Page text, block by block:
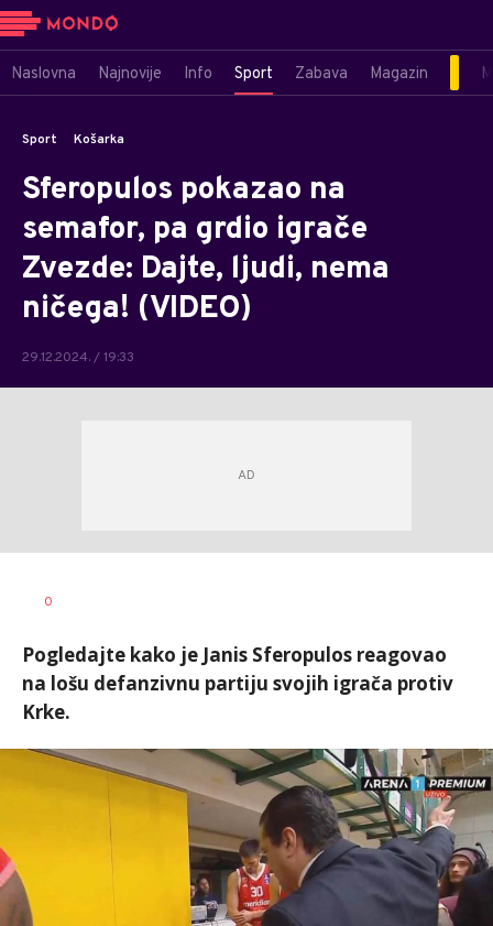
Naslovna Najnovije Info Sport Zabava Magazin
Sport Košarka
Sferopulos pokazao na
semafor, pa grdio igrače
Zvezde: Dajte, ljudi, nema
ničega! (VIDEO)
29.12.2024. / 19:33
AUTOR
0
Pogledajte kako je Janis Sferopulos reagovao
na lošu defanzivnu partiju svojih igrača protiv
Krke.